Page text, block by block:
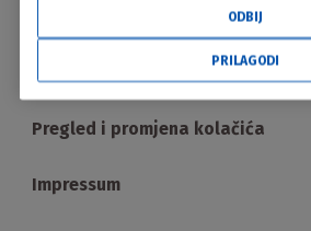
Pregled i promjena kolačića
Impressum
ODBIJ
PRILAGODI